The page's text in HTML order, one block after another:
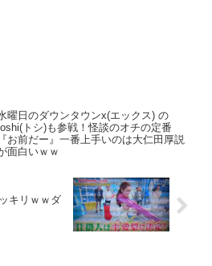
曜日のダウンタウンx(エックス) の
トシ)も参戦！怪談のオチの定番
『お前だー』一番上手いのは大仁田厚説
面白いｗｗ
キリｗｗダ